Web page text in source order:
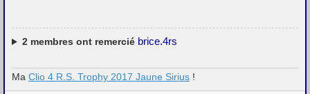
2membres ont remercié brice.4rs
Ma Clio 4 R.S. Trophy 2017 Jaune Sirius !